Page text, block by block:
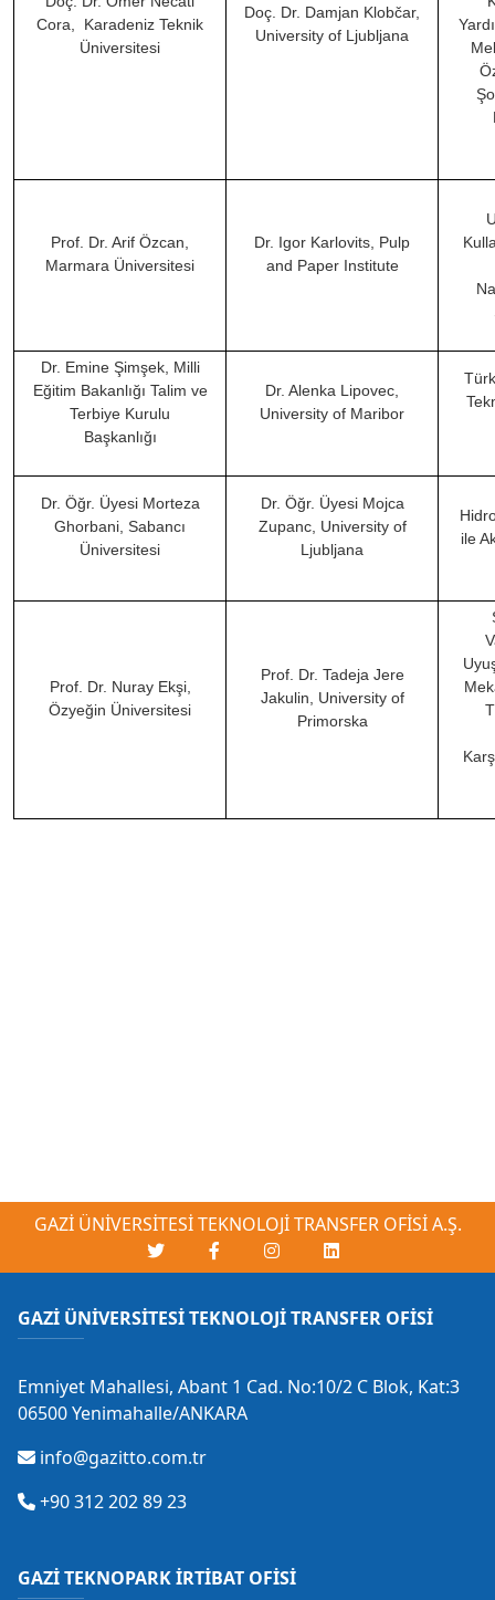
Cora,
Karadeniz Teknik
Üniversitesi
Doç. Dr. Damjan Klobčar,
University of Ljubljana
Prof. Dr. Arif Özcan,
Marmara Üniversitesi
Dr. Igor Karlovits, Pulp
and Paper Institute
Dr. Emine Şimşek, Milli
Eğitim Bakanlığı Talim ve
Terbiye Kurulu
Başkanlığı
Dr. Alenka Lipovec,
University of Maribor
Dr. Öğr. Üyesi Morteza
Ghorbani, Sabancı
Üniversitesi
Dr. Öğr. Üyesi Mojca
Zupanc, University of
Ljubljana
ile
Prof. Dr. Nuray Ekşi,
Özyeğin Üniversitesi
Prof. Dr. Tadeja Jere
Jakulin, University of
Primorska
GAZİ ÜNİVERSİTESİ TEKNOLOJİ TRANSFER OFİSİ A.Ş.
GAZİ ÜNİVERSİTESİ TEKNOLOJİ TRANSFER OFİSİ
Emniyet Mahallesi, Abant 1 Cad. No:10/2 C Blok, Kat:3
06500 Yenimahalle/ANKARA
info@gazitto.com.tr
+90 312 202 89 23
GAZİ TEKNOPARK İRTİBAT OFİSİ